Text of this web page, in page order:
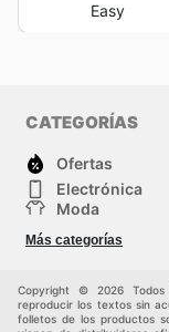
Easy
CATEGORÍAS
Ofertas
Electrónica
Moda
Deporte
Más categorías
Copyright © 2026 Todos
reproducir los textos sin
folletos de los productos